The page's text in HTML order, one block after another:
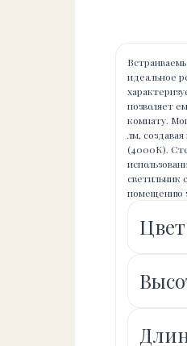
идеальное
позволяет
комнату.
лм,
(4000К).
светильник
помещению